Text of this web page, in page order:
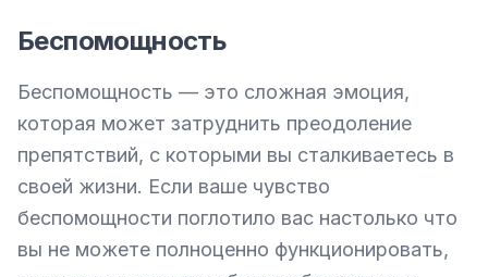
Беспомощность
Беспомощность — это сложная эмоция,
которая может затруднить преодоление
препятствий, с которыми вы сталкиваетесь в
своей жизни. Если ваше чувство
беспомощности поглотило вас настолько что
вы не можете полноценно функционировать,